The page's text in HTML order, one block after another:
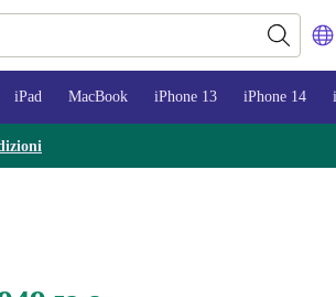
iPad MacBook iPhone 13 iPhone 14